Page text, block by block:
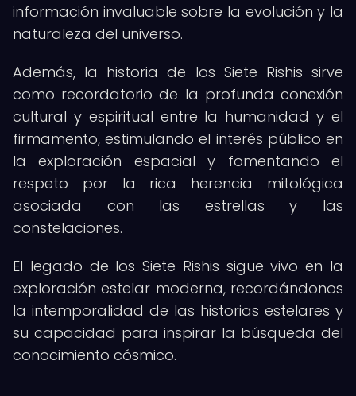
información invaluable sobre la evolución y la
naturaleza del universo.
Además, la historia de los Siete Rishis sirve
como recordatorio de la profunda conexión
cultural y espiritual entre la humanidad y el
firmamento, estimulando el interés público en
la exploración espacial y fomentando el
respeto por la rica herencia mitológica
asociada con las estrellas y las
constelaciones.
El legado de los Siete Rishis sigue vivo en la
exploración estelar moderna, recordándonos
la intemporalidad de las historias estelares y
su capacidad para inspirar la búsqueda del
conocimiento cósmico.